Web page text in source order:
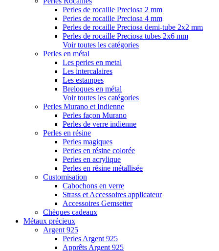
Perles de rocaille Preciosa 2 mm
Perles de rocaille Preciosa 4 mm
Perles de rocaille Preciosa demi-tube 2x2 mm
Perles de rocaille Preciosa tubes 2x6 mm
Voir toutes les catégories
Perles en métal
Les perles en metal
Les intercalaires
Les estampes
Breloques en métal
Voir toutes les catégories
Perles Murano et Indienne
Perles façon Murano
Perles de verre indienne
Perles en résine
Perles magiques
Perles en résine colorée
Perles en acrylique
Perles en résine métallisée
Customisation
Cabochons en verre
Strass et Accessoires applicateur
Accessoires Gemsetter
Chèques cadeaux
Métaux précieux
Argent 925
Perles Argent 925
Apprêts Argent 925